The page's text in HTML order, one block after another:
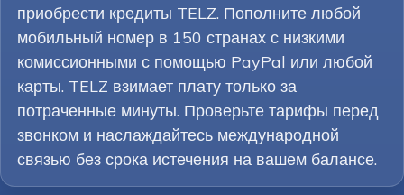
приобрести кредиты TELZ. Пополните любой
мобильный номер в 150 странах с низкими
комиссионными с помощью PayPal или любой
карты. TELZ взимает плату только за
потраченные минуты. Проверьте тарифы перед
звонком и наслаждайтесь международной
связью без срока истечения на вашем балансе.